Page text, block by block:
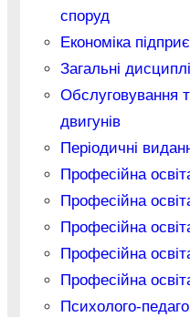
споруд
Економіка
Загальні
Обслуговування
двигунів
Періодичні
Професійна
Професійна
Професійна
Професійна
Професійна
Психолого-